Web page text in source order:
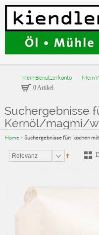
Mein Benutzerkonto Mein
0 Artikel
Suchergebnisse
Kernöl/magmi/
Home > Suchergebnisse für: 'kochen
Relevanz